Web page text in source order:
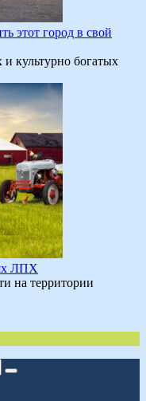
этот город в свой
культурно богатых
ЛПХ
на территории